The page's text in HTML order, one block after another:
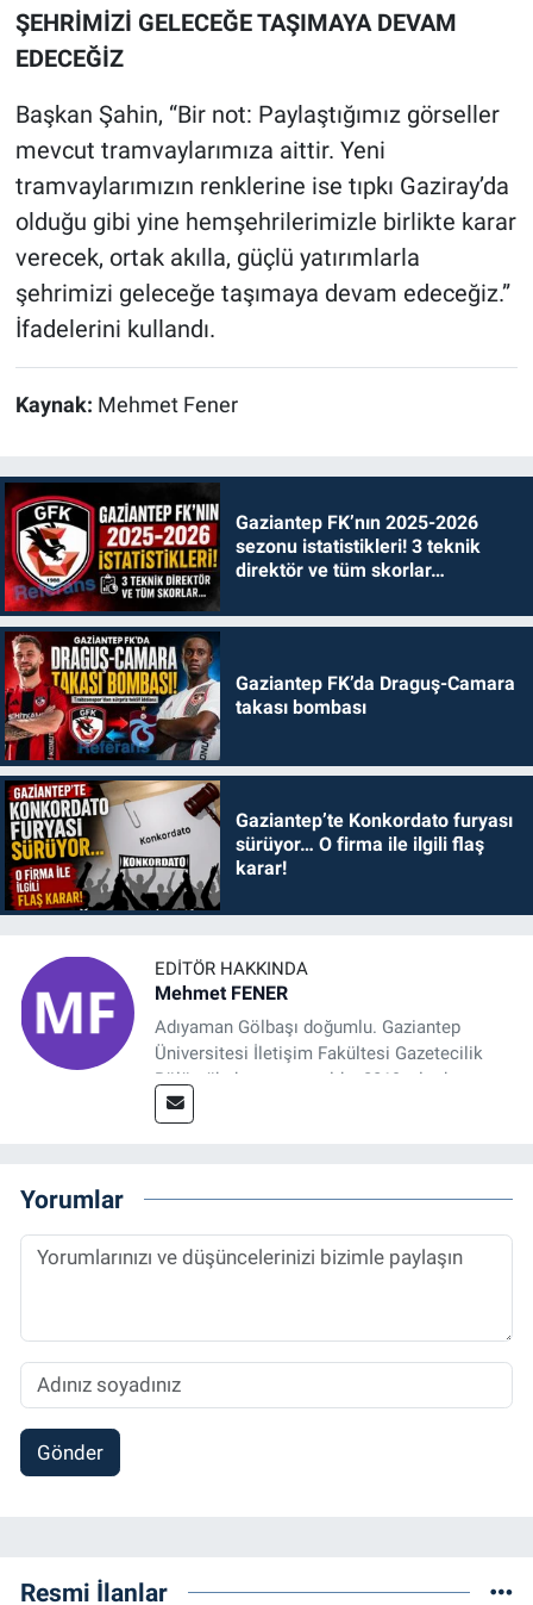
ŞEHRİMİZİ GELECEĞE TAŞIMAYA DEVAM
EDECEĞİZ
Başkan Şahin, “Bir not: Paylaştığımız görseller
mevcut tramvaylarımıza aittir. Yeni
tramvaylarımızın renklerine ise tıpkı Gaziray’da
olduğu gibi yine hemşehrilerimizle birlikte karar
verecek, ortak akılla, güçlü yatırımlarla
şehrimizi geleceğe taşımaya devam edeceğiz.”
İfadelerini kullandı.
Kaynak: Mehmet Fener
Gaziantep FK’nın 2025-2026
sezonu istatistikleri! 3 teknik
direktör ve tüm skorlar…
Gaziantep FK’da Draguş-Camara
takası bombası
Gaziantep’te Konkordato furyası
sürüyor… O firma ile ilgili flaş
karar!
EDITÖR HAKKINDA
Mehmet FENER
Adıyaman Gölbaşı doğumlu. Gaziantep
Üniversitesi İletişim Fakültesi Gazetecilik
Bölümü’nden mezun oldu. 2019 yılında
başladığı gazetecilik mesleğinde, muhabir,
Sorumlu Haber Editörü' olarak devam
etmektedir.
Yorumlar
Gönder
Resmi İlanlar